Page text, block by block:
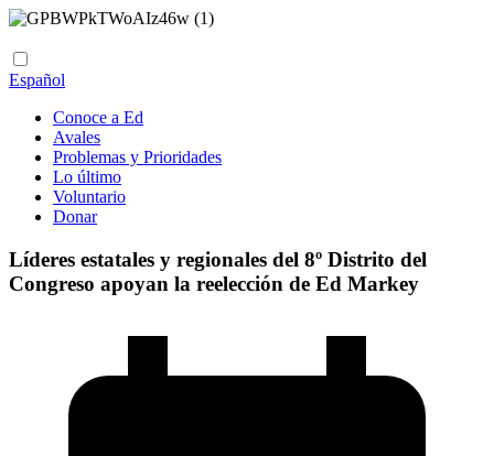
Español
Conoce a Ed
Avales
Problemas y Prioridades
Lo último
Voluntario
Donar
Líderes estatales y regionales del 8º Distrito del
Congreso apoyan la reelección de Ed Markey